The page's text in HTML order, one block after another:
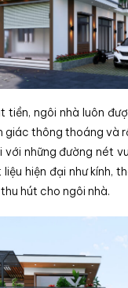
tiền, ngôi nhà luôn
giác thông thoáng và
với những đường nét
hiện đại như kính,
hút cho ngôi nhà.